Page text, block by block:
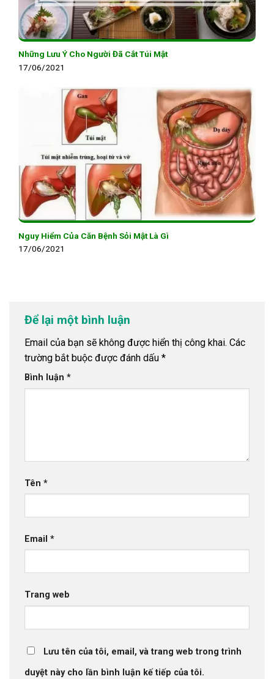
Những Lưu Ý Cho Người Đã Cắt Túi Mật
17/06/2021
Nguy Hiểm Của Căn Bệnh Sỏi Mật Là Gì
17/06/2021
Để lại một bình luận
Email của bạn sẽ không được hiển thị công khai. Các
trường bắt buộc được đánh dấu *
Bình luận *
Tên *
Email *
Trang web
Lưu tên của tôi, email, và trang web trong trình
duyệt này cho lần bình luận kế tiếp của tôi.